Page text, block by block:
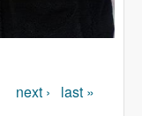
next › last »